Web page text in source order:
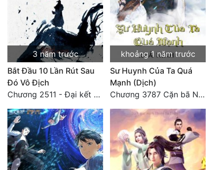
3 năm trước
Bắt Đầu 10 Lần Rút Sau
Đó Vô Địch
Chương 2511 - Đại kết cục, Phiên ngoại thiên: Chư thiên quy nhất giới, vĩnh hằng thế giới. Hết!
khoảng 1 năm trước
Sư Huynh Của Ta Quá
Mạnh (Dịch)
Chương 3787 Cặn bã Nam Thiên Đạo